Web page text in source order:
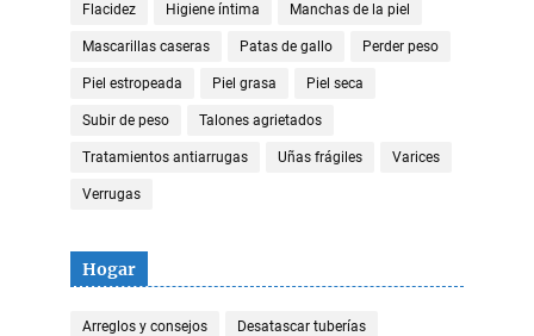
Flacidez Higiene íntima Manchas de la piel
Mascarillas caseras Patas de gallo Perder peso
Piel estropeada Piel grasa Piel seca
Subir de peso Talones agrietados
Tratamientos antiarrugas Uñas frágiles Varices
Verrugas
Hogar
Arreglos y consejos Desatascar tuberías